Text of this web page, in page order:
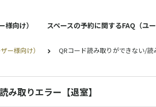
向け） スペースの予約に関するFAQ（ユー
ー様向け） QRコード読み取りができない/読
み取りエラー【退室】